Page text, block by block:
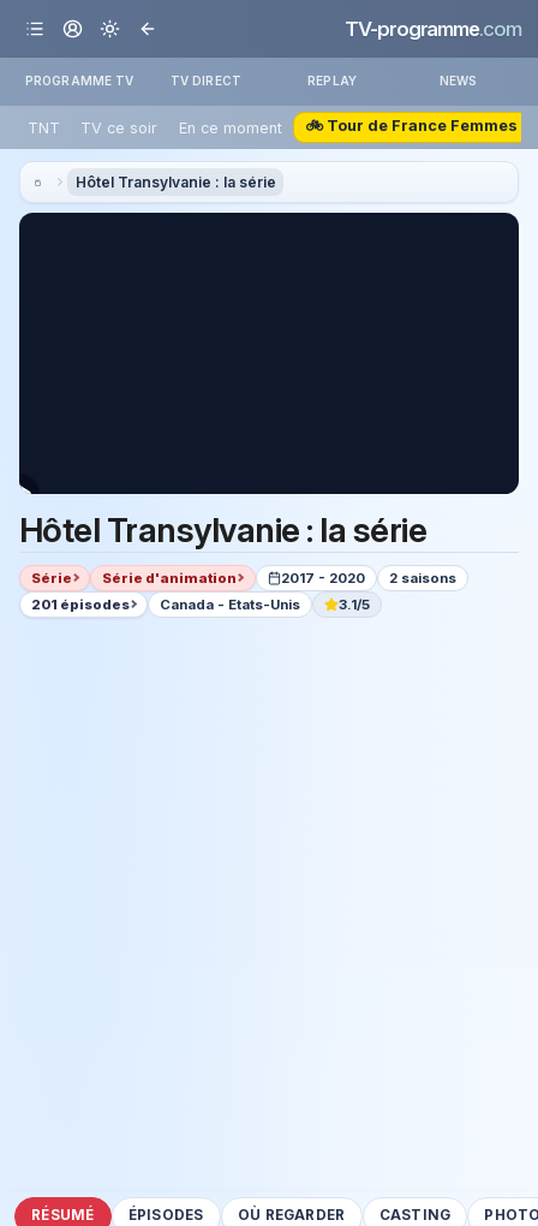
TV-programme.com
PROGRAMME TV TV DIRECT REPLAY NEWS
TNT TV ce soir En ce moment 🚲 Tour de France Femmes
Hôtel Transylvanie : la série
Hôtel Transylvanie : la série
Série Série d'animation 2017 - 2020
2 saisons
201 épisodes
Canada - Etats-Unis 3.1/5
RÉSUMÉ ÉPISODES OÙ REGARDER CASTING